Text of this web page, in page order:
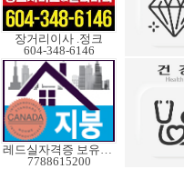
장거리이사 .정크
604-348-6146
레드실자격증 보유업체
7788615200